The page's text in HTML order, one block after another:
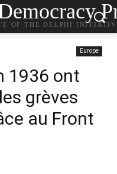
OF THE DELPHI
Europe
1936 ont
grèves
au Front